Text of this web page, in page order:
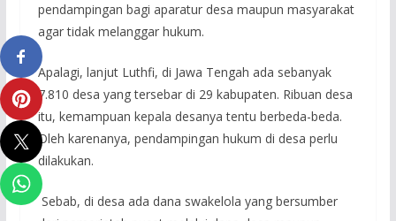
pendampingan bagi aparatur desa maupun masyarakat
agar tidak melanggar hukum.
Apalagi, lanjut Luthfi, di Jawa Tengah ada sebanyak
7.810 desa yang tersebar di 29 kabupaten. Ribuan desa
itu, kemampuan kepala desanya tentu berbeda-beda.
Oleh karenanya, pendampingan hukum di desa perlu
dilakukan.
Sebab, di desa ada dana swakelola yang bersumber